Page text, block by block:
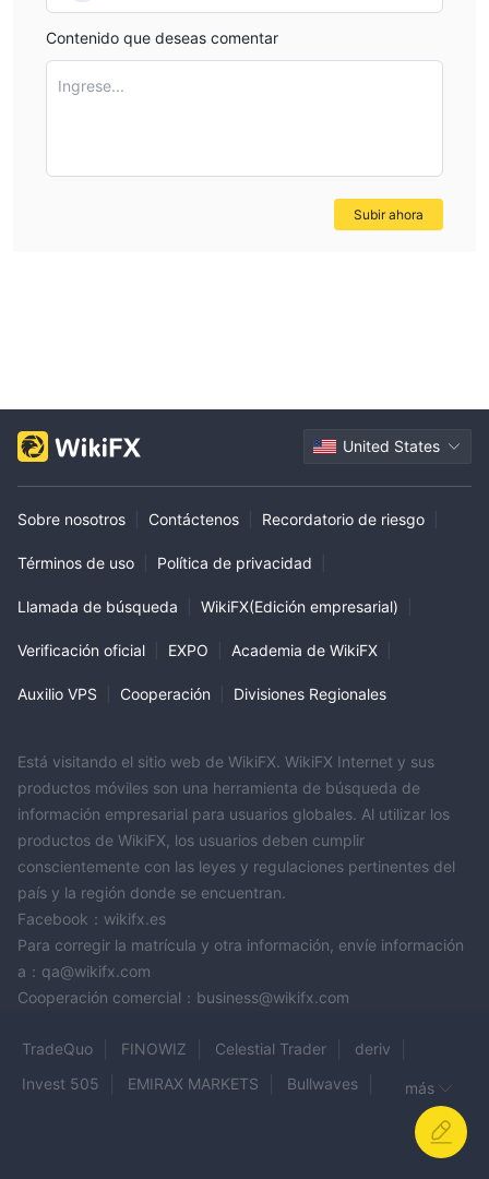
Contenido que deseas comentar
Ingrese...
Subir ahora
United States
Sobre nosotros Contáctenos Recordatorio de riesgo
Términos de uso Política de privacidad
Llamada de búsqueda WikiFX(Edición empresarial)
Verificación oficial EXPO Academia de WikiFX
Auxilio VPS Cooperación Divisiones Regionales
Está visitando el sitio web de WikiFX. WikiFX Internet y sus
productos móviles son una herramienta de búsqueda de
información empresarial para usuarios globales. Al utilizar los
productos de WikiFX, los usuarios deben cumplir
conscientemente con las leyes y regulaciones pertinentes del
país y la región donde se encuentran.
Facebook：wikifx.es
Para corregir la matrícula y otra información, envíe información
a：qa@wikifx.com
Cooperación comercial：business@wikifx.com
TradeQuo FINOWIZ Celestial Trader
deriv
Invest 505
EMIRAX MARKETS
Bullwaves
más